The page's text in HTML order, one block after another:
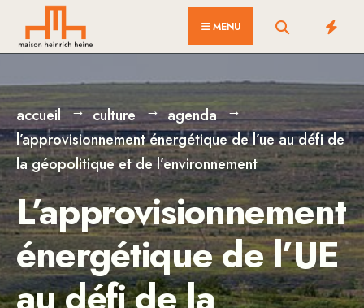
MENU
accueil culture
agenda
l’approvisionnement énergétique de l’ue au défi de
la géopolitique et de l’environnement
L’approvisionnement
énergétique de l’UE